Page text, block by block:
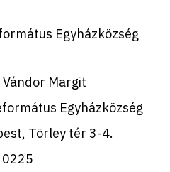
Egyházközség
Margit
Egyházközség
Törley tér 3-4.
0225